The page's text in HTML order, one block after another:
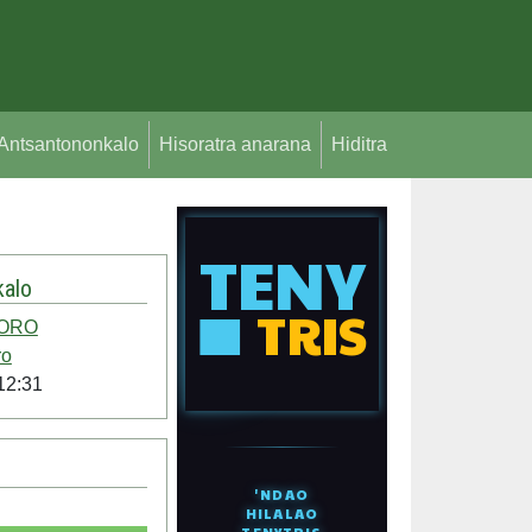
Hisoratra anarana Hiditra